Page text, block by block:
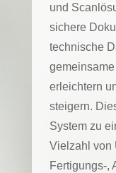
und
sichere
technische
erleichtern
steigern.
System zu
Vielzahl von
Fertigungs-,